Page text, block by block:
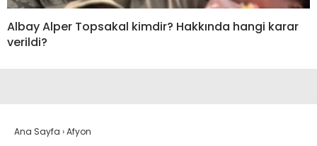
Albay Alper Topsakal kimdir? Hakkında hangi karar
verildi?
Ana Sayfa ›Afyon